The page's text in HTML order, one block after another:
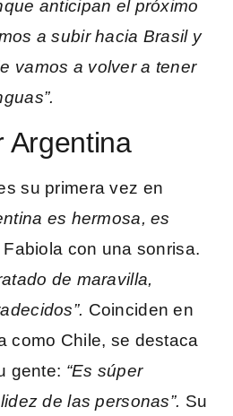
anticipan el próximo
a subir hacia Brasil y
vamos a volver a tener
Argentina
su primera vez en
es hermosa, es
con una sonrisa.
de maravilla,
Coinciden en
como Chile, se destaca
gente: “Es súper
de las personas”. Su